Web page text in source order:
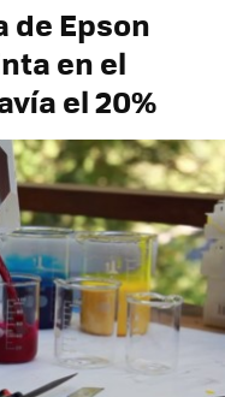
de Epson
en el
el 20%